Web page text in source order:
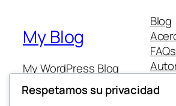
My Blog
My WordPress Blog
Blog
FAQs
Respetamos su privacidad